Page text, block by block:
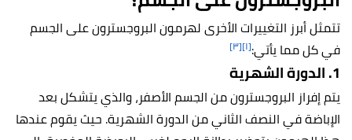
تتمثل أبرز التغييرات الأخرى لهرمون البروجسترون على الجسم
في كل مما يأتي:[١] [٣]
1. الدورة الشهرية
يتم إفراز البروجسترون من الجسم الأصفر، والذي يتشكل بعد
الإباضة في النصف الثاني من الدورة الشهرية. حيث يقوم عندها